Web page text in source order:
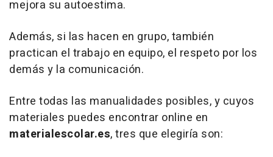
mejora su autoestima.
Además, si las hacen en grupo, también
practican el trabajo en equipo, el respeto por los
demás y la comunicación.
Entre todas las manualidades posibles, y cuyos
materiales puedes encontrar online en
materialescolar.es, tres que elegiría son: